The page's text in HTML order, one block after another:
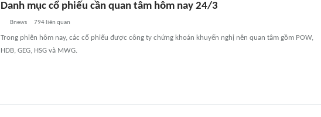
Danh mục cổ phiếu cần quan tâm hôm nay 24/3
Bnews 794 liên quan
Trong phiên hôm nay, các cổ phiếu được công ty chứng khoán khuyến nghị nên quan tâm gồm POW,
HDB, GEG, HSG và MWG.